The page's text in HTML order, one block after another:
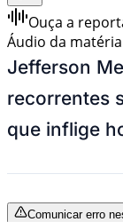
Ouça a
Áudio da matéria
Jefferson
recorrentes
que inflige
Comunicar erro